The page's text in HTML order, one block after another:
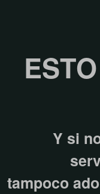
Y si
tampoco